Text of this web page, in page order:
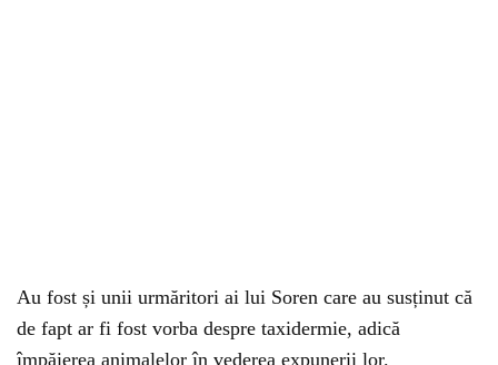
Au fost și unii urmăritori ai lui Soren care au susținut că
de fapt ar fi fost vorba despre taxidermie, adică
împăierea animalelor în vederea expunerii lor.